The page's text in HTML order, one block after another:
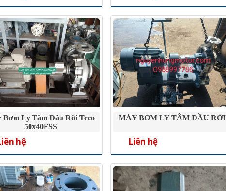
Bơm Ly Tâm Đầu Rời Teco
50x40FSS
hệ
MÁY BƠM LY TÂM ĐẦU RỜI
Liên hệ